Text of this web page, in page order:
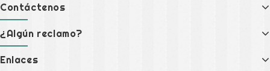
Contáctenos
¿Algún reclamo?
Enlaces